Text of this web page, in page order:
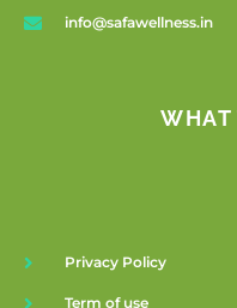
info@safawellness.in
WHAT
Privacy Policy
Term of use